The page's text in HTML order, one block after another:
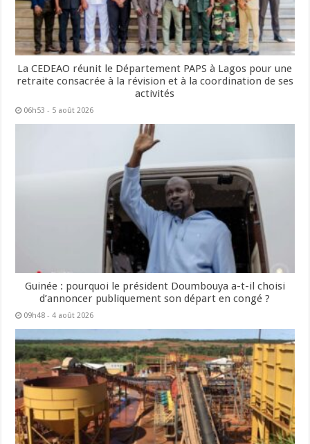
La CEDEAO réunit le Département PAPS à Lagos pour une
retraite consacrée à la révision et à la coordination de ses
activités
06h53 - 5 août 2026
Guinée : pourquoi le président Doumbouya a-t-il choisi
d’annoncer publiquement son départ en congé ?
09h48 - 4 août 2026